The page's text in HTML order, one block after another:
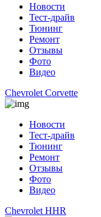
Новости
Тест-драйв
Тюнинг
Ремонт
Отзывы
Фото
Видео
Chevrolet Corvette
Новости
Тест-драйв
Тюнинг
Ремонт
Отзывы
Фото
Видео
Chevrolet HHR